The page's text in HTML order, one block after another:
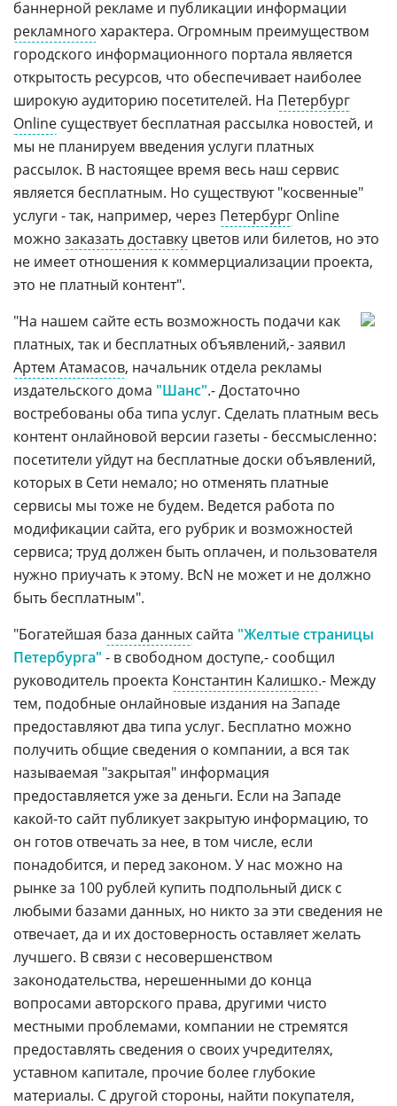
баннерной рекламе и публикации информации
рекламного характера. Огромным преимуществом
городского информационного портала является
открытость ресурсов, что обеспечивает наиболее
широкую аудиторию посетителей. На Петербург
Online существует бесплатная рассылка новостей, и
мы не планируем введения услуги платных
рассылок. В настоящее время весь наш сервис
является бесплатным. Но существуют "косвенные"
услуги - так, например, через Петербург Online
можно заказать доставку цветов или билетов, но это
не имеет отношения к коммерциализации проекта,
это не платный контент".
"На нашем сайте есть возможность подачи как
платных, так и бесплатных объявлений,- заявил
Артем Атамасов, начальник отдела рекламы
издательского дома "Шанс".- Достаточно
востребованы оба типа услуг. Сделать платным весь
контент онлайновой версии газеты - бессмысленно:
посетители уйдут на бесплатные доски объявлений,
которых в Сети немало; но отменять платные
сервисы мы тоже не будем. Ведется работа по
модификации сайта, его рубрик и возможностей
сервиса; труд должен быть оплачен, и пользователя
нужно приучать к этому. ВсN не может и не должно
быть бесплатным".
"Богатейшая база данных сайта "Желтые страницы
Петербурга" - в свободном доступе,- сообщил
руководитель проекта Константин Калишко.- Между
тем, подобные онлайновые издания на Западе
предоставляют два типа услуг. Бесплатно можно
получить общие сведения о компании, а вся так
называемая "закрытая" информация
предоставляется уже за деньги. Если на Западе
какой-то сайт публикует закрытую информацию, то
он готов отвечать за нее, в том числе, если
понадобится, и перед законом. У нас можно на
рынке за 100 рублей купить подпольный диск с
любыми базами данных, но никто за эти сведения не
отвечает, да и их достоверность оставляет желать
лучшего. В связи с несовершенством
законодательства, нерешенными до конца
вопросами авторского права, другими чисто
местными проблемами, компании не стремятся
предоставлять сведения о своих учредителях,
уставном капитале, прочие более глубокие
материалы. С другой стороны, найти покупателя,